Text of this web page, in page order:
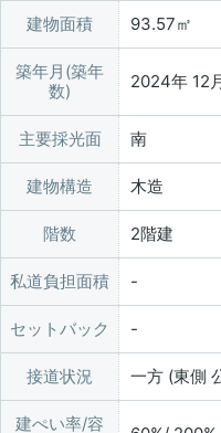
建物面積 93.57㎡
築年月(築年
数)
2024年 12
主要採光面 南
建物構造 木造
階数 2階建
私道負担面積
セットバック
接道状況 一方 (東側
建ぺい率/容